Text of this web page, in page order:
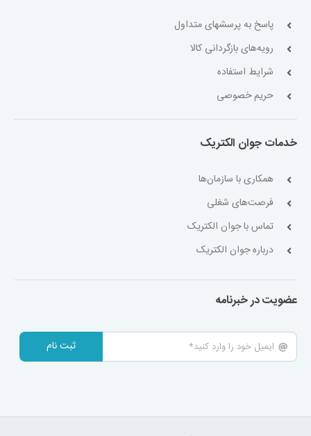
پاسخ به پرسشهای متداول
رویه‌های بازگردانی کالا
شرایط استفاده
حریم خصوصی
خدمات جوان الکتریک
همکاری با سازمان‌ها
فرصت‌های شغلی
تماس با جوان الکتریک
درباره جوان الکتریک
عضویت در خبرنامه
ثبت نام